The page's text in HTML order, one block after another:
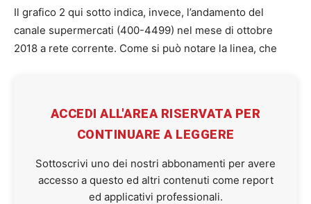
Il grafico 2 qui sotto indica, invece, l’andamento del
canale supermercati (400-4499) nel mese di ottobre
2018 a rete corrente. Come si può notare la linea, che
ACCEDI ALL'AREA RISERVATA PER
CONTINUARE A LEGGERE
Sottoscrivi uno dei nostri abbonamenti per avere
accesso a questo ed altri contenuti come report
ed applicativi professionali.